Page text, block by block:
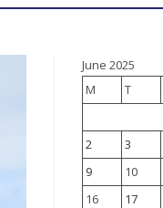
June 2025
M
T
2
3
9
10
16
17